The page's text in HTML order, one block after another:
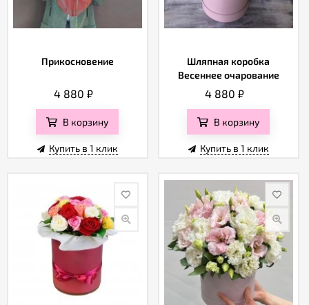
Прикосновение
4 880 ₽
В корзину
Купить в 1 клик
Шляпная коробка
Весеннее очарование
4 880 ₽
В корзину
Купить в 1 клик